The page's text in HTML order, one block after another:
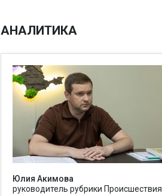
АНАЛИТИКА
Юлия Акимова
руководитель рубрики Происшествия